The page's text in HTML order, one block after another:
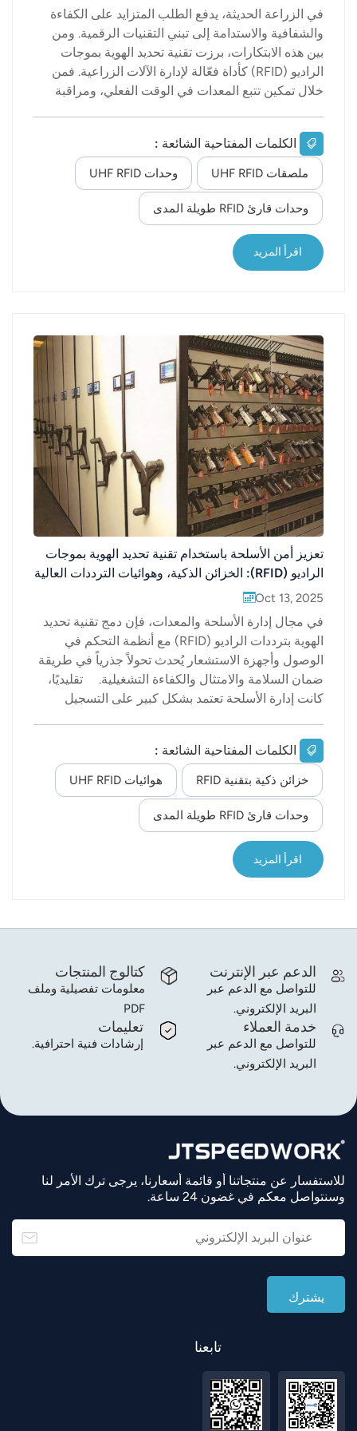
في الزراعة الحديثة، يدفع الطلب المتزايد على الكفاءة
والشفافية والاستدامة إلى تبني التقنيات الرقمية. ومن
بين هذه الابتكارات، برزت تقنية تحديد الهوية بموجات
الراديو (RFID) كأداة فعّالة لإدارة الآلات الزراعية. فمن
خلال تمكين تتبع المعدات في الوقت الفعلي، ومراقبة
محوريًا في تحويل الزراعة التقليدية إلى نظام أكثر ذكاءً
ومرونة. تستكشف هذه المقالة كيف تدعم تقنية تحديد
الهوية بموجات الراديو (RFID) تتبع وصيانة المعدات
الزراعية، وفوائدها، وتطبيقاتها العملية، وآفاقها
لإدارة الآلات الزراعية أصبحت الزراعة تعتمد بشكل
متزايد على الآلات، حيث تشكل الجرارات والحصادات
وأنظمة الري والمركبات ذاتية القيادة العمود الفقري
الكلمات المفتاحية الشائعة :
ملصقات UHF RFID وحدات UHF RFID
وحدات قارئ RFID طويلة المدى
اقرأ المزيد
تعزيز أمن الأسلحة باستخدام تقنية تحديد الهوية بموجات
الراديو (RFID): الخزائن الذكية، وهوائيات الترددات العالية
جدًا (UHF)، والتتبع في الوقت الفعلي
Oct 13, 2025
في مجال إدارة الأسلحة والمعدات، فإن دمج تقنية تحديد
الهوية بترددات الراديو (RFID) مع أنظمة التحكم في
الوصول وأجهزة الاستشعار يُحدث تحولاً جذرياً في طريقة
ضمان السلامة والامتثال والكفاءة التشغيلية. تقليديًا،
كانت إدارة الأسلحة تعتمد بشكل كبير على التسجيل
للأخطاء ويصعب تدقيقها. أما اليوم، ومع إدخال خزائن
ذكية بتقنية RFID, التحكم في الوصول باستخدام
البطاقات، و المراقبة القائمة على أجهزة الاستشعار،
يتطور نظام الإدارة بأكمله من الدفاع السلبي إلى التحكم
الاستباقي والتتبع في الوقت الفعلي، مما يحقق بيئة أمنية
ذكية ومرئية حقًا. يتكون نظام إدارة الأسلحة بتقنية
مكونات أساسية. أولها هو خزانة تخزين ذكية بتقنية
الكلمات المفتاحية الشائعة :
خزائن ذكية بتقنية RFID هوائيات UHF RFID
وحدات قارئ RFID طويلة المدى
اقرأ المزيد
كتالوج المنتجات
معلومات تفصيلية وملف
PDF
الدعم عبر الإنترنت
للتواصل مع الدعم عبر
البريد الإلكتروني.
تعليمات
إرشادات فنية احترافية.
خدمة العملاء
للتواصل مع الدعم عبر
البريد الإلكتروني.
للاستفسار عن منتجاتنا أو قائمة أسعارنا، يرجى ترك الأمر لنا
وسنتواصل معكم في غضون 24 ساعة.
تابعنا